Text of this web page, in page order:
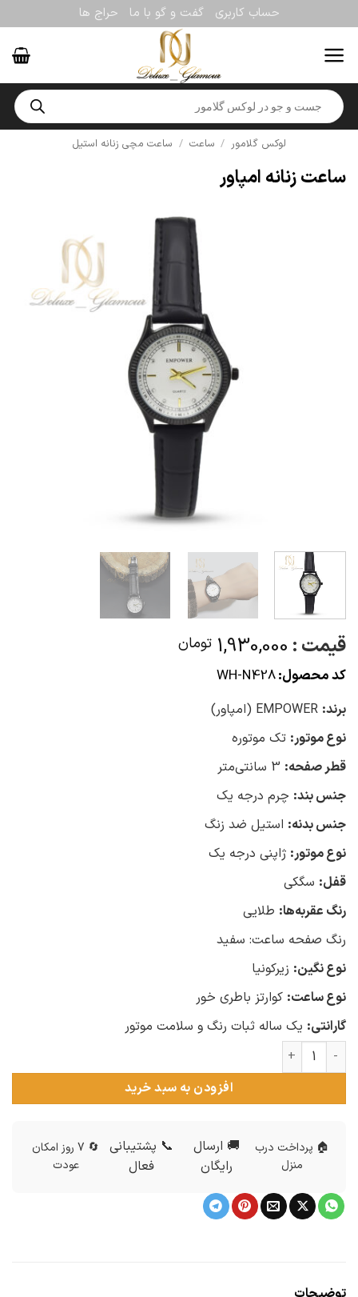
to
content
حساب کاربری گفت و گو با ما حراج ها
Products
search
لوکس گلامور / ساعت / ساعت مچی زنانه استیل
ساعت زنانه امپاور
قیمت : 1,930,000 تومان
کد محصول:WH-N428
برند:
نوع موتور: تک موتوره
قطر صفحه:
جنس بند: چرم درجه یک
جنس بدنه: استیل ضد زنگ
نوع موتور: ژاپنی درجه یک
قفل: سگکی
رنگ عقربه‌ها: طلایی
رنگ صفحه ساعت: سفید
نوع نگین: زیرکونیا
نوع ساعت: کوارتز باطری خور
گارانتی: یک ساله ثبات رنگ و سلامت موتور
ساعت زنانه امپاور عدد
افزودن به سبد خرید
🏠 پرداخت درب
منزل
🚚 ارسال
رایگان
📞 پشتیبانی
فعال
🔄 7 روز امکان
عودت